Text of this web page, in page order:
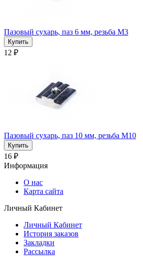
Пазовый сухарь, паз 6 мм, резьба М3
12 ₽
Пазовый сухарь, паз 10 мм, резьба М10
16 ₽
Информация
О нас
Карта сайта
Личный Кабинет
Личный Кабинет
История заказов
Закладки
Рассылка